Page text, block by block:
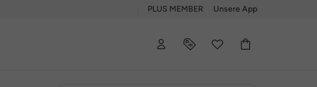
PLUS MEMBER Unsere App